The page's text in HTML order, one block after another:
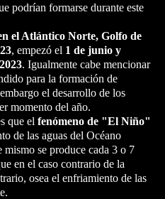
podrían formarse durante este
el Atlántico Norte, Golfo de
, empezó el 1 de junio y
. Igualmente cabe mencionar
para la formación de
el desarrollo de los
momento del año.
que el fenómeno de "El Niño"
de las aguas del Océano
se produce cada 3 o 7
en el caso contrario de la
osea el enfriamiento de las